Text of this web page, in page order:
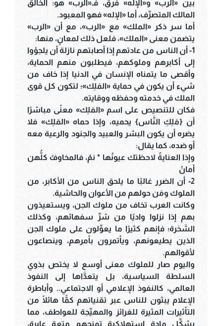
بين «الرب» و«الإله» فرق، فـ«الرب» هو: الخالق
المالك المتصرِّف، أما «الإله» فهو المعبود.
أما سر ذكر «الملك» مع «الرب»، مع أن «الرب»
يتضمن معنى «الملك»، فلعل ذلك لمعانٍ، منها:
1- أن الناس من عادتهم إذا أصابتهم نازلة أن يلجؤوا
إلى أكابرهم وملوكهم، فيطلبون منهم الحماية،
وأقصى ما يتمناه الإنسان في الدنيا إذا خاف من
شيء أن يكون في حماية «المَلِك»؛ لتكون كل قوى
الملك في خدمته وحفظه ووقايته.
فكان للتنصيص على اسم «المَلِك» معنًى مباشرًا
أن {مَلِكِ النَّاس} يحميه، وإذا حماه «المَلِك» فلا
يضره أن يكون البشر والعبيد والجنود والرعية معه
أو ضده، كما يقال:
وإذا العنايةُ لاحظتك عيونُها * نمْ، فالمخاوفُ كلُّهن
أمانُ
2- أن الضرر غالبًا ما يلحق الناس من الأكابر، من
الملوك ومَن حولهم من الأعوان والحاشية.
وكانت العرب تخاف من ملوك الجن، ويستعيذون
بهم إذا نزلوا واديًا من شرِّ سفهائهم، وكذلك
السَّحَرة؛ فإنهم كثيرًا ما يعوِّلون على ملوك الجن
الذين يطيعونهم، ويأتمرون بأمرهم، وينصاعون
لأقوالهم.
واليوم صار للملوك معنى أوسع لا يختص بذوي
السلطة السياسية، بل يتعدَّاها إلى النفوذ
العالمي، كالنفوذ الإعلامي أو الاجتماعي.. وأباطرة
الإعلام يبثون للناس عبر تقنياتهم كمًّا هائلًا من
التأثيرات المثيرة للغرائز والمهيِّجة للعواطف، مما
يشكِّل مادة استهلاكية تمنحهم متعة عابرة،